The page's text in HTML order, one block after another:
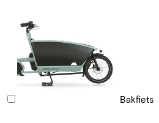
Bakfiets